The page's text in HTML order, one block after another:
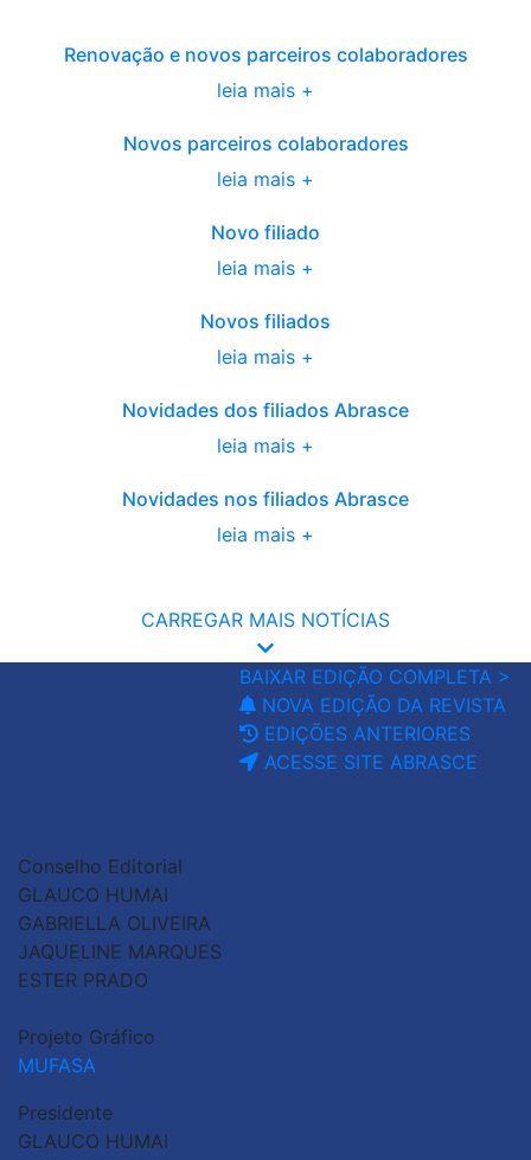
Renovação e novos parceiros colaboradores
leia mais +
Novos parceiros colaboradores
leia mais +
Novo filiado
leia mais +
Novos filiados
leia mais +
Novidades dos filiados Abrasce
leia mais +
Novidades nos filiados Abrasce
leia mais +
CARREGAR MAIS NOTÍCIAS
BAIXAR EDIÇÃO COMPLETA >
NOVA EDIÇÃO DA REVISTA
EDIÇÕES ANTERIORES
ACESSE SITE ABRASCE
Conselho Editorial
GLAUCO HUMAI
GABRIELLA OLIVEIRA
JAQUELINE MARQUES
ESTER PRADO
Projeto Gráfico
MUFASA
Presidente
GLAUCO HUMAI